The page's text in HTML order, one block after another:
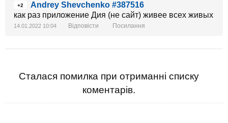
+2
Andrey Shevchenko #387516
как раз приложение Дия (не сайт) живее всех живых
14.01.2022 10:04 Відповісти Посилання
Сталася помилка при отриманні списку
коментарів.